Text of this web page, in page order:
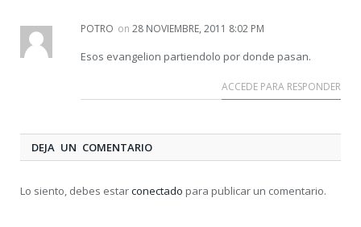
POTRO on 28 NOVIEMBRE, 2011 8:02 PM
Esos evangelion partiendolo por donde pasan.
ACCEDE PARA RESPONDER
DEJA UN COMENTARIO
Lo siento, debes estarconectado para publicar un comentario.